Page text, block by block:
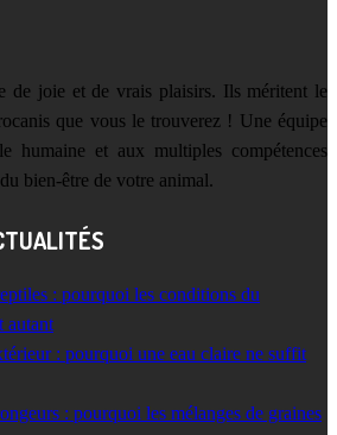
de joie et de vrais plaisirs. Ils méritent le
que vous le trouverez ! Une équipe
humaine et aux multiples compétences
bien-être de votre animal.
: pourquoi les conditions du
autant
: pourquoi une eau claire ne suffit
: pourquoi les mélanges de graines